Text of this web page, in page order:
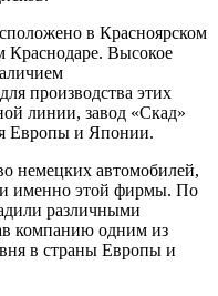
в Красноярском
Краснодаре. Высокое
производства этих
линии, завод «Скад»
Европы и Японии.
немецких автомобилей,
именно этой фирмы. По
различными
компанию одним из
в страны Европы и